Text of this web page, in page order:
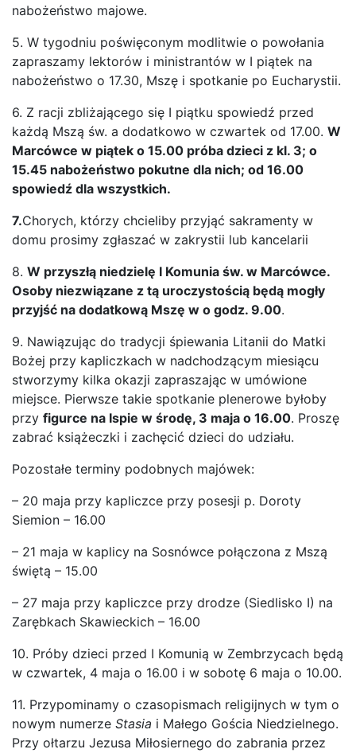
nabożeństwo majowe.
5. W tygodniu poświęconym modlitwie o powołania
zapraszamy lektorów i ministrantów w I piątek na
nabożeństwo o 17.30, Mszę i spotkanie po Eucharystii.
6. Z racji zbliżającego się I piątku spowiedź przed
każdą Mszą św. a dodatkowo w czwartek od 17.00. W
Marcówce w piątek o 15.00 próba dzieci z kl. 3; o
15.45 nabożeństwo pokutne dla nich; od 16.00
spowiedź dla wszystkich.
7.Chorych, którzy chcieliby przyjąć sakramenty w
domu prosimy zgłaszać w zakrystii lub kancelarii
8. W przyszłą niedzielę I Komunia św. w Marcówce.
Osoby niezwiązane z tą uroczystością będą mogły
przyjść na dodatkową Mszę w o godz. 9.00.
9. Nawiązując do tradycji śpiewania Litanii do Matki
Bożej przy kapliczkach w nadchodzącym miesiącu
stworzymy kilka okazji zapraszając w umówione
miejsce. Pierwsze takie spotkanie plenerowe byłoby
przy figurce na Ispie w środę, 3 maja o 16.00. Proszę
zabrać książeczki i zachęcić dzieci do udziału.
Pozostałe terminy podobnych majówek:
– 20 maja przy kapliczce przy posesji p. Doroty
Siemion – 16.00
– 21 maja w kaplicy na Sosnówce połączona z Mszą
świętą – 15.00
– 27 maja przy kapliczce przy drodze (Siedlisko I) na
Zarębkach Skawieckich – 16.00
10. Próby dzieci przed I Komunią w Zembrzycach będą
w czwartek, 4 maja o 16.00 i w sobotę 6 maja o 10.00.
11. Przypominamy o czasopismach religijnych w tym o
nowym numerze Stasia i Małego Gościa Niedzielnego.
Przy ołtarzu Jezusa Miłosiernego do zabrania przez